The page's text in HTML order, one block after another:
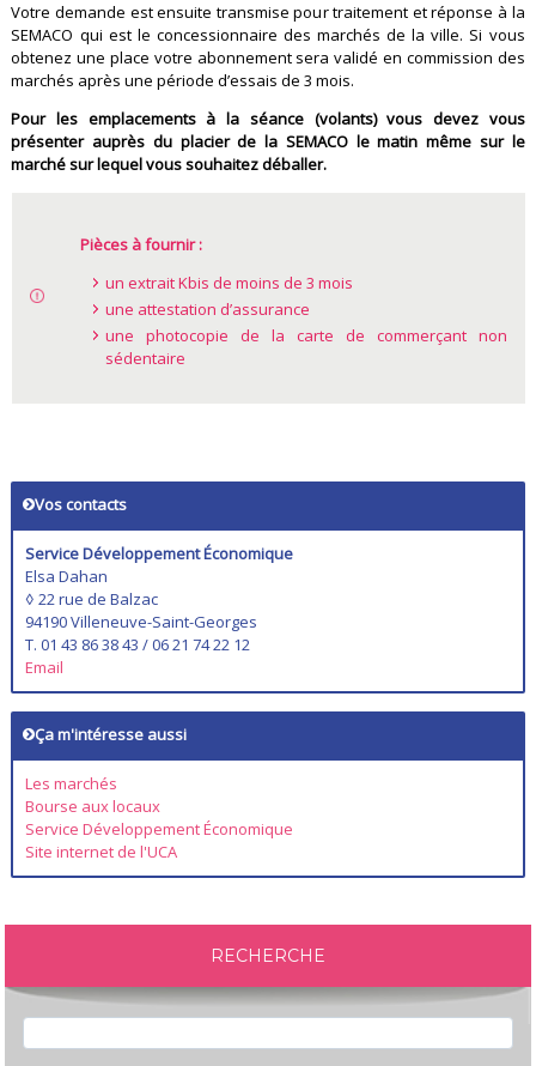
Votre demande est ensuite transmise pour traitement et réponse à la
SEMACO qui est le concessionnaire des marchés de la ville. Si vous
obtenez une place votre abonnement sera validé en commission des
marchés après une période d’essais de 3 mois.
Pour les emplacements à la séance (volants) vous devez vous
présenter auprès du placier de la SEMACO le matin même sur le
marché sur lequel vous souhaitez déballer.
Pièces à fournir :
un extrait Kbis de moins de 3 mois
une attestation d’assurance
une photocopie de la carte de commerçant non
sédentaire
Vos contacts
Service Développement Économique
Elsa Dahan
◊ 22 rue de Balzac
94190 Villeneuve-Saint-Georges
T. 01 43 86 38 43 / 06 21 74 22 12
Email
Ça m'intéresse aussi
Les marchés
Bourse aux locaux
Service Développement Économique
Site internet de l'UCA
RECHERCHE